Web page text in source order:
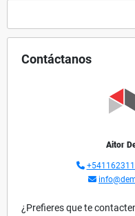
Contáctanos
Aitor
¿Prefieres que te